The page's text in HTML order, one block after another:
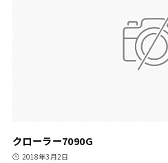
クローラー7090G
2018年3月2日